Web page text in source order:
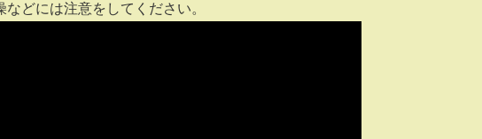
どには注意をしてください。